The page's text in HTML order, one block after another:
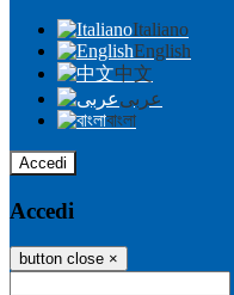
Italiano
English
中文
عربى
বাংলা
Accedi
Accedi
button close ×